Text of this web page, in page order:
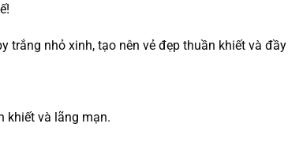
nhỏ xinh, tạo nên vẻ đẹp thuần khiết và đầy
khiết và lãng mạn.